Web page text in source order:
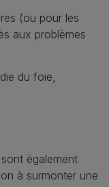
(ou pour les
aux problèmes
du foie,
sont également
à surmonter une